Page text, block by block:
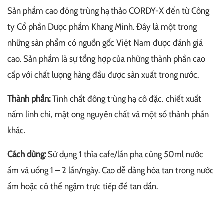
Sản phẩm cao đông trùng hạ thảo CORDY-X đến từ Công
ty Cổ phần Dược phẩm Khang Minh. Đây là một trong
những sản phẩm có nguồn gốc Việt Nam được đánh giá
cao. Sản phẩm là sự tổng hợp của những thành phần cao
cấp với chất lượng hàng đầu được sản xuất trong nước.
Thành phần:Tinh chất đông trùng hạ cô đặc, chiết xuất
nấm linh chi, mật ong nguyên chất và một số thành phần
khác.
Cách dùng:Sử dụng 1 thìa cafe/lần pha cùng 50ml nước
ấm và uống 1 – 2 lần/ngày. Cao dễ dàng hòa tan trong nước
ấm hoặc có thể ngậm trực tiếp để tan dần.